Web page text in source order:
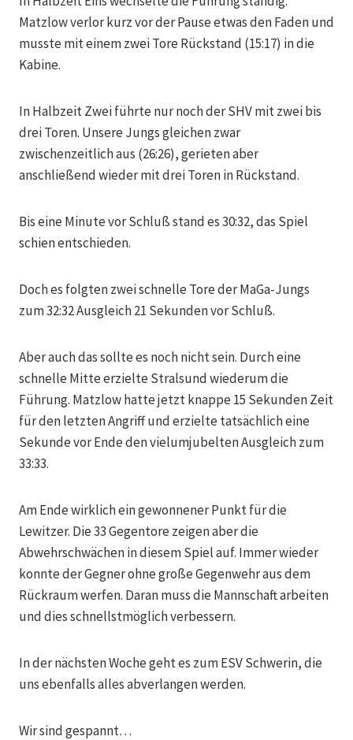
Matzlow verlor kurz vor der Pause etwas den Faden und
musste mit einem zwei Tore Rückstand (15:17) in die
Kabine.
In Halbzeit Zwei führte nur noch der SHV mit zwei bis
drei Toren. Unsere Jungs gleichen zwar
zwischenzeitlich aus (26:26), gerieten aber
anschließend wieder mit drei Toren in Rückstand.
Bis eine Minute vor Schluß stand es 30:32, das Spiel
schien entschieden.
Doch es folgten zwei schnelle Tore der MaGa-Jungs
zum 32:32 Ausgleich 21 Sekunden vor Schluß.
Aber auch das sollte es noch nicht sein. Durch eine
schnelle Mitte erzielte Stralsund wiederum die
Führung. Matzlow hatte jetzt knappe 15 Sekunden Zeit
für den letzten Angriff und erzielte tatsächlich eine
Sekunde vor Ende den vielumjubelten Ausgleich zum
33:33.
Am Ende wirklich ein gewonnener Punkt für die
Lewitzer. Die 33 Gegentore zeigen aber die
Abwehrschwächen in diesem Spiel auf. Immer wieder
konnte der Gegner ohne große Gegenwehr aus dem
Rückraum werfen. Daran muss die Mannschaft arbeiten
und dies schnellstmöglich verbessern.
In der nächsten Woche geht es zum ESV Schwerin, die
uns ebenfalls alles abverlangen werden.
Wir sind gespannt…